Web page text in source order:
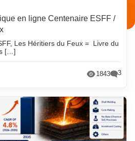
en ligne Centenaire ESFF /
Les Héritiers du Feux = Livre du
[…]
1843 3